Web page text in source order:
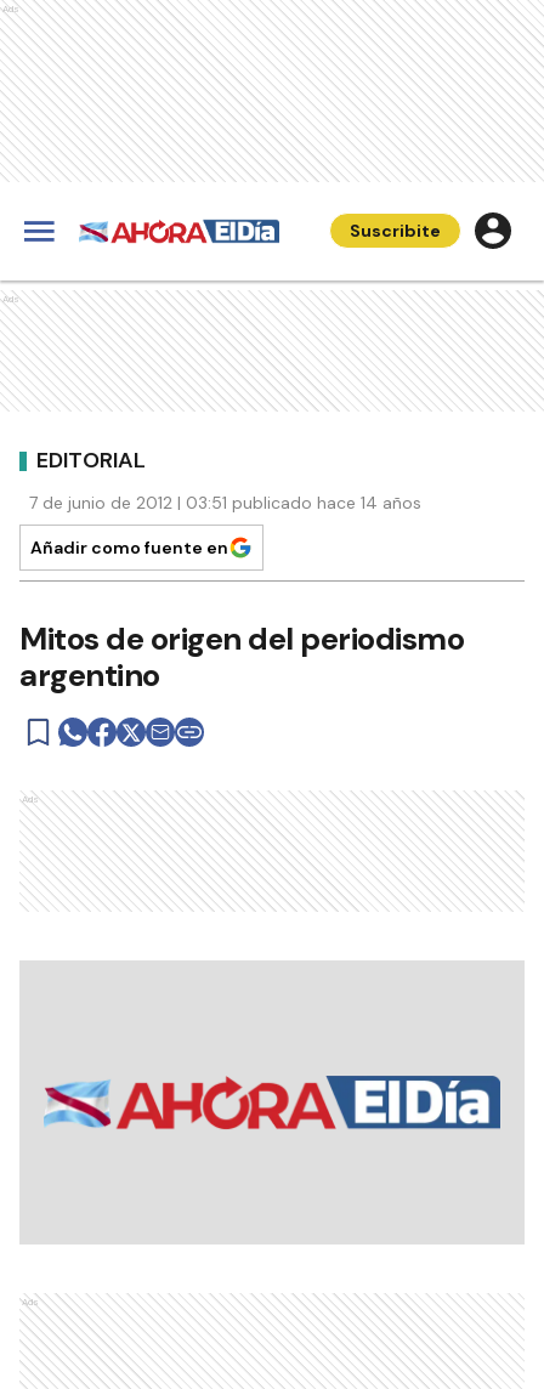
Ads
Suscribite
Ads
EDITORIAL
7 de junio de 2012 | 03:51 publicado hace 14 años
Añadir como fuente en
Mitos de origen del periodismo
argentino
Ads
Ads